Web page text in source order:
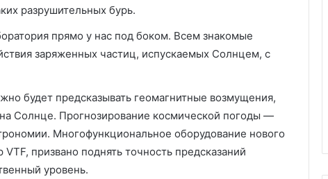
разрушительных бурь.
прямо у нас под боком. Всем знакомые
заряженных частиц, испускаемых Солнцем, с
будет предсказывать геомагнитные возмущения,
Солнце. Прогнозирование космической погоды —
Многофункциональное оборудование нового
призвано поднять точность предсказаний
уровень.